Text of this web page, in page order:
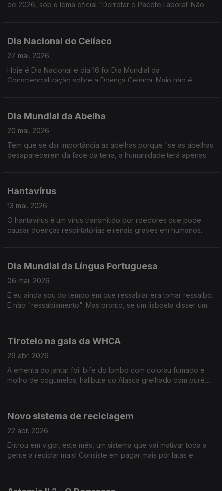
de 2026, sob o lema oficial "Derrotar o Pacote Laboral! Não ao
Dia Nacional do Celíaco
27 mai. 2026
Hoje é Dia Nacional e dia 16 foi Dia Mundial da
Consciencialização sobre a Doença Celíaca. Maio não é
Dia Mundial da Abelha
20 mai. 2026
Tem que se dar importância às abelhas porque "se as abelhas
desaparecerem da face da terra, a humanidade terá apenas
Hantavírus
13 mai. 2026
O hantavírus é um vírus transmitido por roedores que pode
causar doenças respirtatórias e renais graves em humanos.
Dia Mundial da Língua Portuguesa
06 mai. 2026
E eu ainda sou do tempo em que ressabiar era tomar ressaibo.
E não "ressabiamento". Mas pronto, se um lisboeta disser uma
Tiroteio na gala da WHCA
29 abr. 2026
A ementa do jantar foi: bife do lombo com colorau fumado e
molho de cogumelos; halibute do Alasca grelhado com puré
Novo sistema de reciclagem
22 abr. 2026
Entrou em vigor, este mês, um sistema que vai motivar toda a
gente a reciclar mais! Consiste em pagar mais por latas e